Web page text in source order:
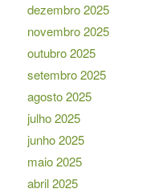
dezembro 2025
novembro 2025
outubro 2025
setembro 2025
agosto 2025
julho 2025
junho 2025
maio 2025
abril 2025